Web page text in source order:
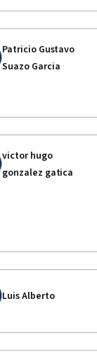
Patricio Gustavo
Suazo Garcia
victor hugo
gonzalez gatica
Luis Alberto